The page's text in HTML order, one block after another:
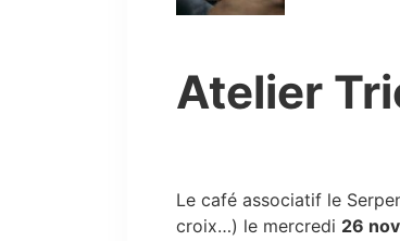
Atelier
Le café associatif le
croix…) le mercredi 26